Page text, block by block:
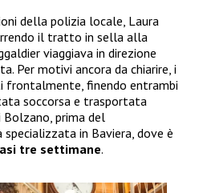
della polizia locale, Laura
il tratto in sella alla
viaggiava in direzione
Per motivi ancora da chiarire, i
frontalmente, finendo entrambi
soccorsa e trasportata
Bolzano, prima del
in Baviera, dove è
tre settimane.